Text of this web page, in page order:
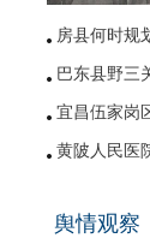
房县何时规
巴东县野三
宜昌伍家岗
黄陂人民医
网友建议调
舆情观察